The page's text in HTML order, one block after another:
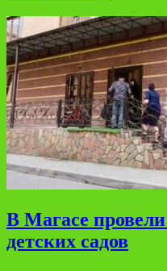
В Магасе
детских садов